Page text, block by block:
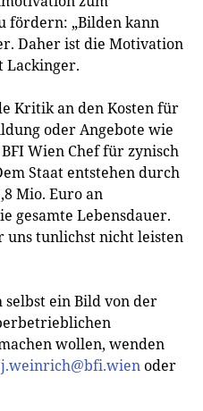
fördern: „Bilden kann
Daher ist die Motivation
Lackinger.
Kritik an den Kosten für
oder Angebote wie
Wien Chef für zynisch
Staat entstehen durch
Mio. Euro an
gesamte Lebensdauer.
uns tunlichst nicht leisten
ein Bild von der
wollen, wenden
j.weinrich@bfi.wienoder